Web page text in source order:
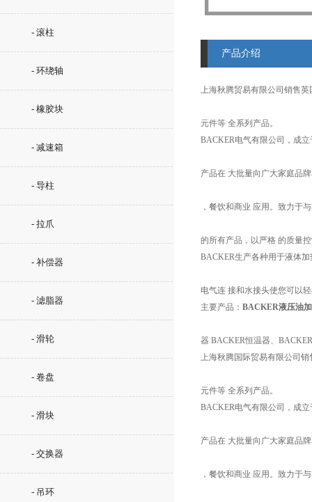
- 滚柱
- 环绕轴
- 橡胶块
- 减速箱
- 导柱
- 拉爪
- 补偿器
- 滤脂器
- 滑轮
- 卷盘
- 滑块
- 交换器
- 吊环
产品介绍
上海秋腾贸易有限公司销售英
元件等 全系列产品。
BACKER电气有限公司，成
产品在 大批量向广大家庭品
，餐饮和商业 应用。致力于
的所有产品，以严格 的质量
BACKER生产各种用于液体
电气连 接和水接头使您可以
主要产品： BACKER液压油
器 BACKER恒温器、
上海秋腾国际贸易有限公司
元件等 全系列产品。
BACKER电气有限公司，成
产品在 大批量向广大家庭品
，餐饮和商业 应用。致力于